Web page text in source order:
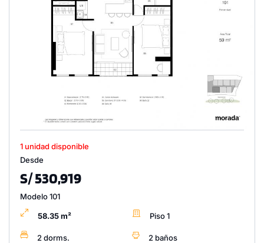
1 unidad disponible
Desde
S/ 530,919
Modelo 101
58.35 m² Piso 1
2 dorms. 2 baños